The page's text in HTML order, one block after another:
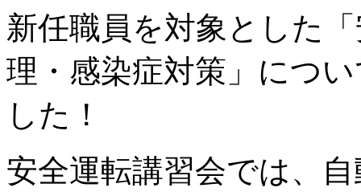
新任職員を対象とした
理・感染症対策」につ
した！
安全運転講習会では、